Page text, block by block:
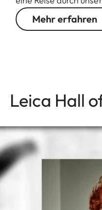
Mehr erfahren
Leica Hall